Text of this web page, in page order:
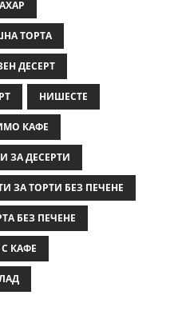
ТОРТА
ДЕСЕРТ
НИШЕСТЕ
КАФЕ
ЗА ДЕСЕРТИ
ЗА ТОРТИ БЕЗ ПЕЧЕНЕ
БЕЗ ПЕЧЕНЕ
КАФЕ